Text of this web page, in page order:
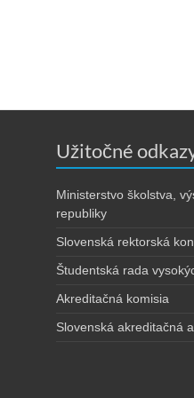
Užitočné
Ministerstvo školstva,
republiky
Slovenská rektorská
Študentská rada
Akreditačná komisia
Slovenská akreditačná